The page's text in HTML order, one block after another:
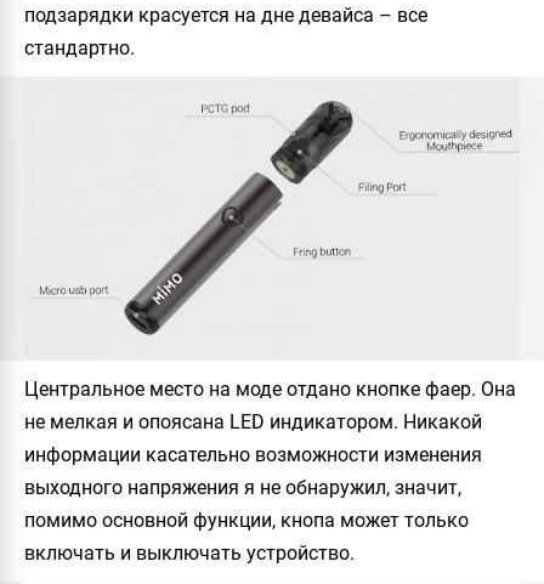
подзарядки красуется на дне девайса – все
стандартно.
Центральное место на моде отдано кнопке фаер. Она
не мелкая и опоясана LED индикатором. Никакой
информации касательно возможности изменения
выходного напряжения я не обнаружил, значит,
помимо основной функции, кнопа может только
включать и выключать устройство.